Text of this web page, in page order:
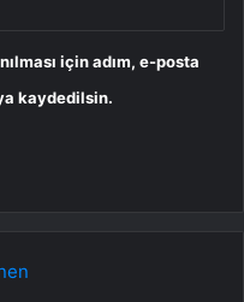
için adım, e-posta
kaydedilsin.